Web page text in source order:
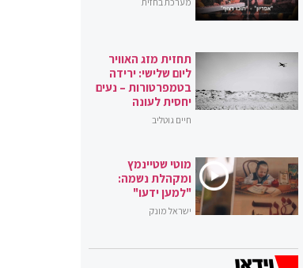
תחזית מזג האוויר
ליום שלישי: ירידה
בטמפרטורות – נעים
יחסית לעונה
חיים גוטליב
מוטי שטיינמץ
ומקהלת נשמה:
"למען ידעו"
ישראל מונק